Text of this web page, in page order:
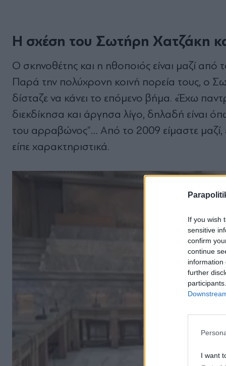
If you wish
sensitive
confirm
continue
information
further
I want
Η σχέση του Σωτήρη Χατζάκη
Ο σκηνοθέτης και η ηθοποιός είναι μαζί από
Παρά την πολύχρονη κοινή πορεία τους, ο
δίσταζε να κάνει το επόμενο βήμα. «Έχω
διεκδίκησα και άργησα λίγο, δηλαδή είναι
του αρραβώνος”… Από το 2009 είμαστε μαζί,
είπε χαρακτηριστικά.